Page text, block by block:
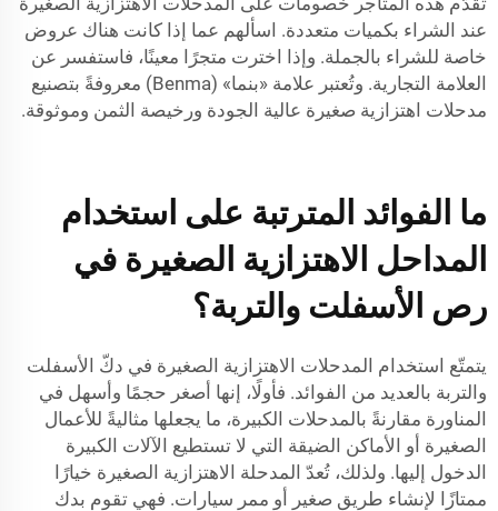
عند الشراء بكميات متعددة. اسألهم عما إذا كانت هناك عروض
خاصة للشراء بالجملة. وإذا اخترت متجرًا معينًا، فاستفسر عن
العلامة التجارية. وتُعتبر علامة «بنما» (Benma) معروفةً بتصنيع
مدحلات اهتزازية صغيرة عالية الجودة ورخيصة الثمن وموثوقة.
ما الفوائد المترتبة على استخدام
المداحل الاهتزازية الصغيرة في
رص الأسفلت والتربة؟
يتمتّع استخدام المدحلات الاهتزازية الصغيرة في دكّ الأسفلت
والتربة بالعديد من الفوائد. فأولًا، إنها أصغر حجمًا وأسهل في
المناورة مقارنةً بالمدحلات الكبيرة، ما يجعلها مثاليةً للأعمال
الصغيرة أو الأماكن الضيقة التي لا تستطيع الآلات الكبيرة
الدخول إليها. ولذلك، تُعدّ المدحلة الاهتزازية الصغيرة خيارًا
ممتازًا لإنشاء طريق صغير أو ممر سيارات. فهي تقوم بدك